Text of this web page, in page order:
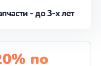
- до 3-х лет
по